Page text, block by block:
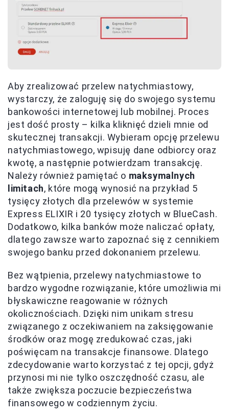
Aby zrealizować przelew natychmiastowy,
wystarczy, że zaloguję się do swojego systemu
bankowości internetowej lub mobilnej. Proces
jest dość prosty – kilka kliknięć dzieli mnie od
skutecznej transakcji. Wybieram opcję przelewu
natychmiastowego, wpisuję dane odbiorcy oraz
kwotę, a następnie potwierdzam transakcję.
Należy również pamiętać o maksymalnych
limitach, które mogą wynosić na przykład 5
tysięcy złotych dla przelewów w systemie
Express ELIXIR i 20 tysięcy złotych w BlueCash.
Dodatkowo, kilka banków może naliczać opłaty,
dlatego zawsze warto zapoznać się z cennikiem
swojego banku przed dokonaniem przelewu.
Bez wątpienia, przelewy natychmiastowe to
bardzo wygodne rozwiązanie, które umożliwia mi
błyskawiczne reagowanie w różnych
okolicznościach. Dzięki nim unikam stresu
związanego z oczekiwaniem na zaksięgowanie
środków oraz mogę zredukować czas, jaki
poświęcam na transakcje finansowe. Dlatego
zdecydowanie warto korzystać z tej opcji, gdyż
przynosi mi nie tylko oszczędność czasu, ale
także zwiększa poczucie bezpieczeństwa
finansowego w codziennym życiu.